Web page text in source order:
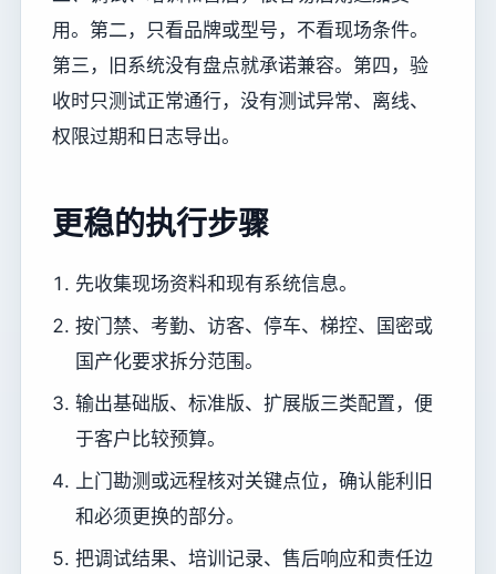
用。第二，只看品牌或型号，不看现场条件。
第三，旧系统没有盘点就承诺兼容。第四，验
收时只测试正常通行，没有测试异常、离线、
权限过期和日志导出。
更稳的执行步骤
先收集现场资料和现有系统信息。
按门禁、考勤、访客、停车、梯控、国密或
国产化要求拆分范围。
输出基础版、标准版、扩展版三类配置，便
于客户比较预算。
上门勘测或远程核对关键点位，确认能利旧
和必须更换的部分。
把调试结果、培训记录、售后响应和责任边